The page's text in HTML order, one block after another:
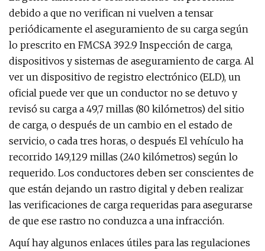
debido a que no verifican ni vuelven a tensar
periódicamente el aseguramiento de su carga según
lo prescrito en FMCSA 392.9 Inspección de carga,
dispositivos y sistemas de aseguramiento de carga. Al
ver un dispositivo de registro electrónico (ELD), un
oficial puede ver que un conductor no se detuvo y
revisó su carga a 49,7 millas (80 kilómetros) del sitio
de carga, o después de un cambio en el estado de
servicio, o cada tres horas, o después El vehículo ha
recorrido 149,129 millas (240 kilómetros) según lo
requerido. Los conductores deben ser conscientes de
que están dejando un rastro digital y deben realizar
las verificaciones de carga requeridas para asegurarse
de que ese rastro no conduzca a una infracción.
Aquí hay algunos enlaces útiles para las regulaciones